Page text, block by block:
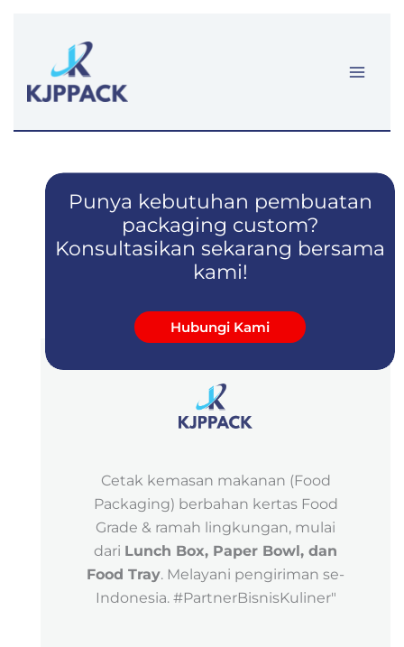
konten
Punya kebutuhan pembuatan
packaging custom?
Konsultasikan sekarang bersama
kami!
Hubungi Kami
Cetak kemasan makanan (Food
Packaging) berbahan kertas Food
Grade & ramah lingkungan, mulai
dari Lunch Box, Paper Bowl, dan
Food Tray. Melayani pengiriman se-
Indonesia. #PartnerBisnisKuliner"